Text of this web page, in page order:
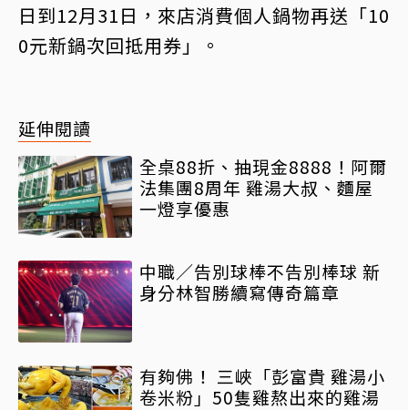
日到12月31日，來店消費個人鍋物再送「10
0元新鍋次回抵用券」。
延伸閱讀
全桌88折、抽現金8888！阿爾
法集團8周年 雞湯大叔、麵屋
一燈享優惠
中職／告別球棒不告別棒球 新
身分林智勝續寫傳奇篇章
有夠佛！ 三峽「彭富貴 雞湯小
卷米粉」50隻雞熬出來的雞湯